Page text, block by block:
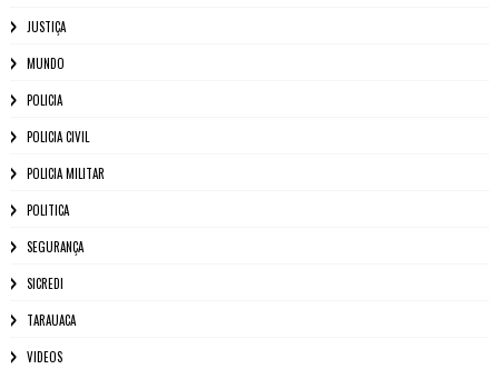
JUSTIÇA
MUNDO
POLICIA
POLICIA CIVIL
POLICIA MILITAR
POLITICA
SEGURANÇA
SICREDI
TARAUACA
VIDEOS